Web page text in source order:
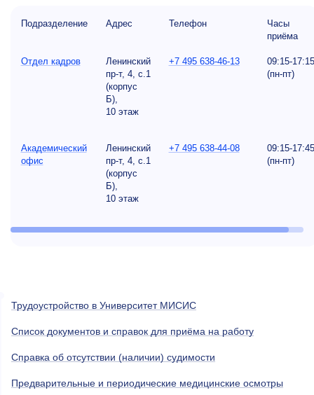
Подразделение Адрес Телефон
Часы
приёма
Отдел кадров
Ленинский
пр-т, 4, с.1
(корпус
Б),
10 этаж
+7 495 638-46-13
09:15-17:15
(пн-пт)
Академический
офис
Ленинский
пр-т, 4, с.1
(корпус
Б),
10 этаж
+7 495 638-44-08
09:15-17:45
(пн-пт)
Трудоустройство в Университет МИСИС
Список документов и справок для приёма на работу
Справка об отсутствии (наличии) судимости
Предварительные и периодические медицинские осмотры